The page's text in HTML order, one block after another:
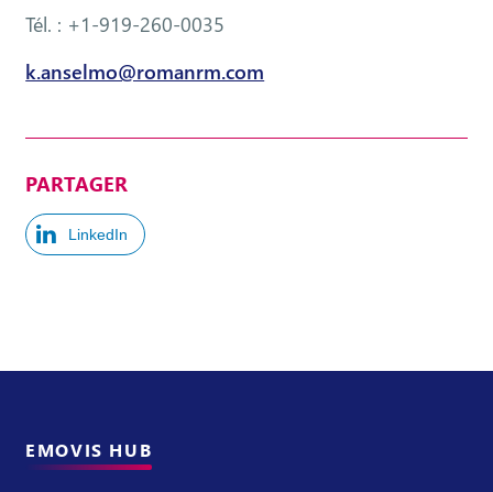
Tél. : +1-919-260-0035
k.anselmo@romanrm.com
PARTAGER
LinkedIn
EMOVIS HUB